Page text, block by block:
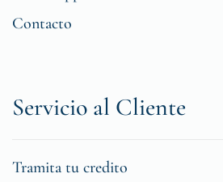
Contacto
Servicio al Cliente
Tramita tu credito